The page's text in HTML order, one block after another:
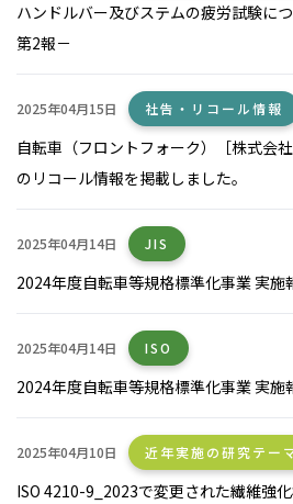
ハンドルバー及びステムの疲労試験に
第2報－
2025年04月15日 社告・リコール情報
自転車（フロントフォーク）［株式会社
のリコール情報を掲載しました。
2025年04月14日 JIS
2024年度自転車等規格標準化事業 実施
2025年04月14日 ISO
2024年度自転車等規格標準化事業 実施
2025年04月10日 近年実施の研究テー
ISO 4210-9_2023で変更された繊維強